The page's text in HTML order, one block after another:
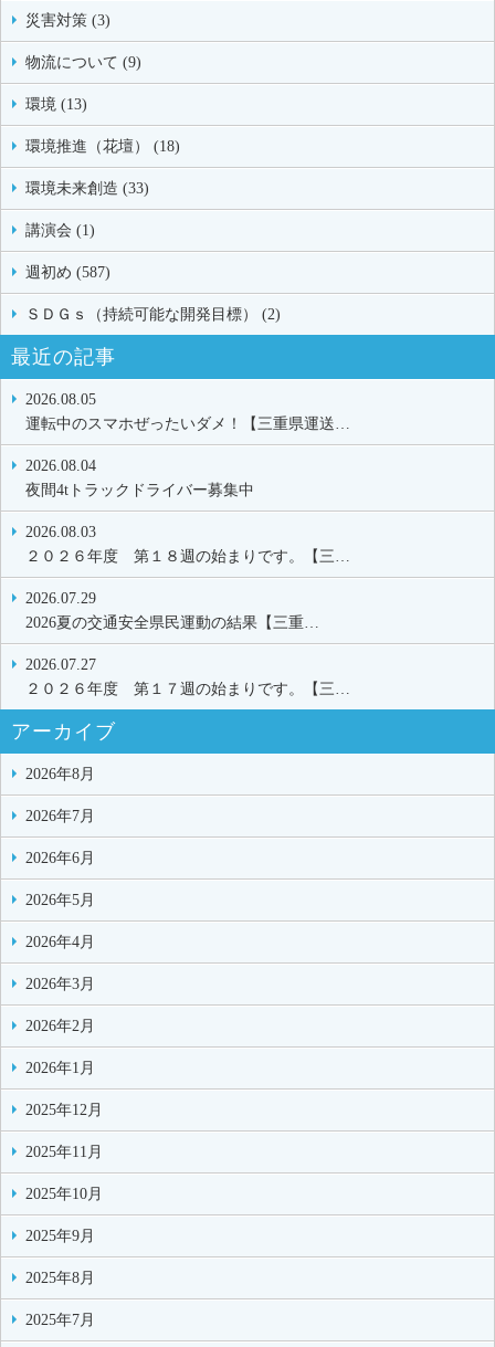
災害対策 (3)
物流について (9)
環境 (13)
環境推進（花壇） (18)
環境未来創造 (33)
講演会 (1)
週初め (587)
ＳＤＧｓ（持続可能な開発目標） (2)
最近の記事
2026.08.05
運転中のスマホぜったいダメ！【三重県運送…
2026.08.04
夜間4tトラックドライバー募集中
2026.08.03
２０２６年度 第１８週の始まりです。【三…
2026.07.29
2026夏の交通安全県民運動の結果【三重…
2026.07.27
２０２６年度 第１７週の始まりです。【三…
アーカイブ
2026年8月
2026年7月
2026年6月
2026年5月
2026年4月
2026年3月
2026年2月
2026年1月
2025年12月
2025年11月
2025年10月
2025年9月
2025年8月
2025年7月